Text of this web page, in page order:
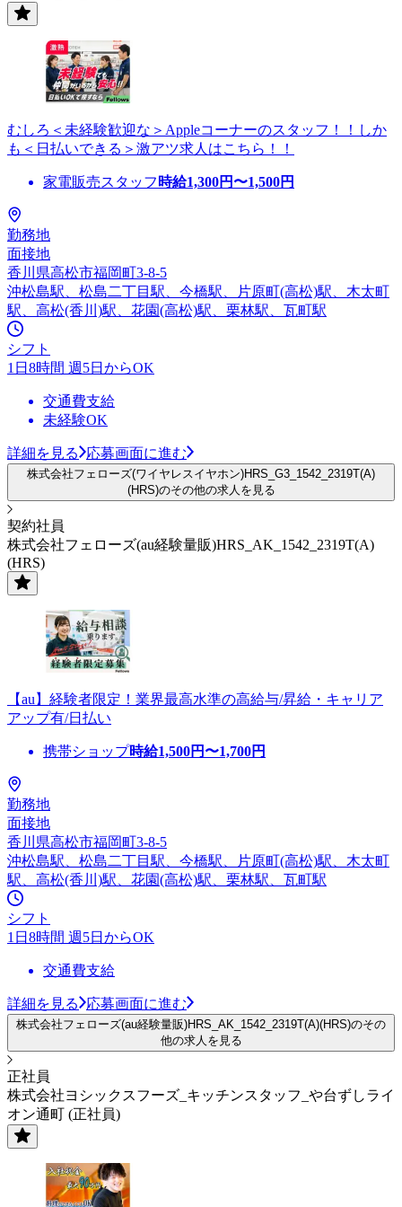
むしろ＜未経験歓迎な＞Appleコーナーのスタッフ！！しか
も＜日払いできる＞激アツ求人はこちら！！
家電販売スタッフ 時給1,300円〜1,500円
勤務地
面接地
香川県高松市福岡町3-8-5
沖松島駅、松島二丁目駅、今橋駅、片原町(高松)駅、木太町
駅、高松(香川)駅、花園(高松)駅、栗林駅、瓦町駅
シフト
1日8時間 週5日からOK
交通費支給
未経験OK
詳細を見る 応募画面に進む
株式会社フェローズ(ワイヤレスイヤホン)HRS_G3_1542_2319T(A)
(HRS)のその他の求人を見る
契約社員
株式会社フェローズ(au経験量販)HRS_AK_1542_2319T(A)
(HRS)
【au】経験者限定！業界最高水準の高給与/昇給・キャリア
アップ有/日払い
携帯ショップ時給1,500円〜1,700円
勤務地
面接地
香川県高松市福岡町3-8-5
沖松島駅、松島二丁目駅、今橋駅、片原町(高松)駅、木太町
駅、高松(香川)駅、花園(高松)駅、栗林駅、瓦町駅
シフト
1日8時間 週5日からOK
交通費支給
詳細を見る 応募画面に進む
株式会社フェローズ(au経験量販)HRS_AK_1542_2319T(A)(HRS)のその
他の求人を見る
正社員
株式会社ヨシックスフーズ_キッチンスタッフ_や台ずしライ
オン通町 (正社員)